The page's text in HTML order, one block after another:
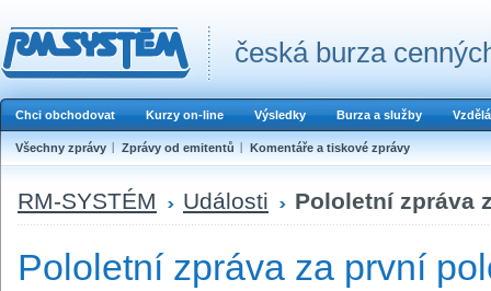
česká burza
Chci obchodovat Kurzy on-line Výsledky Burza a služby
Všechny zprávy Zprávy od emitentů Komentáře a tiskové zprávy
RM-SYSTÉM Události Pololetní zpráva
Pololetní zpráva za první